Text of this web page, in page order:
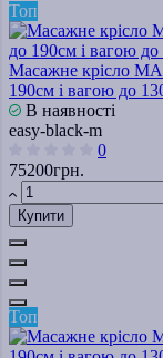
Топ
Масажне крісло
190см і вагою до
В наявності
easy-black-m
0
75200грн.
Купити
Топ